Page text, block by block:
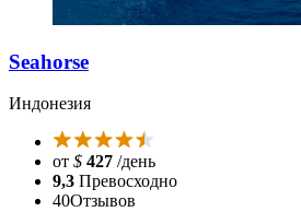
Seahorse
Индонезия
от $ 427 /день
9,3 Превосходно
40Отзывов